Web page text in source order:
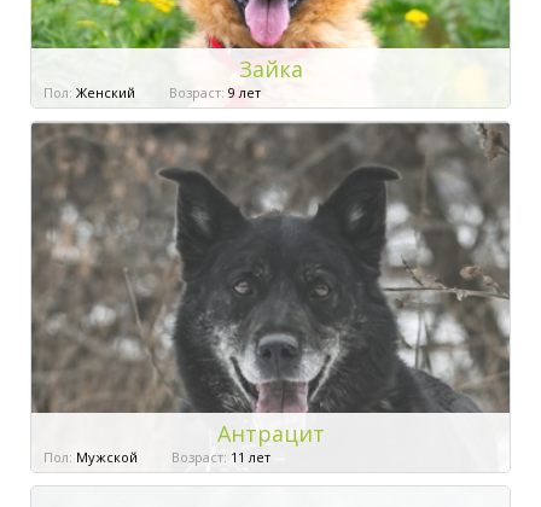
Зайка
Пол: Женский Возраст: 9 лет
Антрацит
Пол: Мужской Возраст: 11 лет